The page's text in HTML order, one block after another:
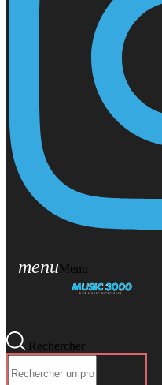
menuMenu
Rechercher